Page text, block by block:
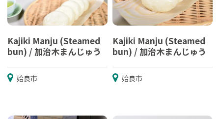
Kajiki Manju (Steamed
bun) / 加治木まんじゅう
姶良市
Kajiki Manju (Steamed
bun) / 加治木まんじゅう
姶良市